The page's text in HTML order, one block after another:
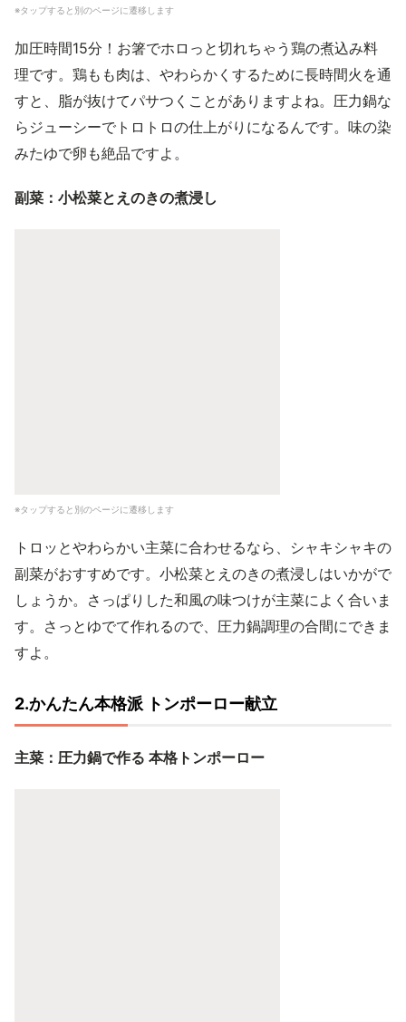
※タップすると別のページに遷移します
加圧時間15分！お箸でホロっと切れちゃう鶏の煮込み料
理です。鶏もも肉は、やわらかくするために長時間火を通
すと、脂が抜けてパサつくことがありますよね。圧力鍋な
らジューシーでトロトロの仕上がりになるんです。味の染
みたゆで卵も絶品ですよ。
副菜：小松菜とえのきの煮浸し
※タップすると別のページに遷移します
トロッとやわらかい主菜に合わせるなら、シャキシャキの
副菜がおすすめです。小松菜とえのきの煮浸しはいかがで
しょうか。さっぱりした和風の味つけが主菜によく合いま
す。さっとゆでて作れるので、圧力鍋調理の合間にできま
すよ。
2.かんたん本格派 トンポーロー献立
主菜：圧力鍋で作る 本格トンポーロー